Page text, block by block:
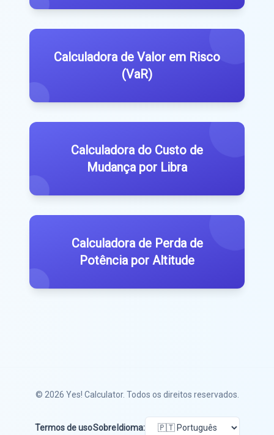
Calculadora de Valor em Risco
(VaR)
Calculadora do Custo de
Mudança por Libra
Calculadora de Perda de
Potência por Altitude
© 2026 Yes! Calculator. Todos os direitos reservados.
Termos de usoSobre Idioma: